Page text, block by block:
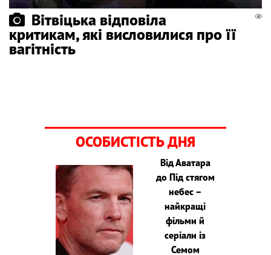
Вітвіцька відповіла
критикам, які висловилися про її
вагітність
ОСОБИСТІСТЬ ДНЯ
Від Аватара
до Під стягом
небес –
найкращі
фільми й
серіали із
Семом